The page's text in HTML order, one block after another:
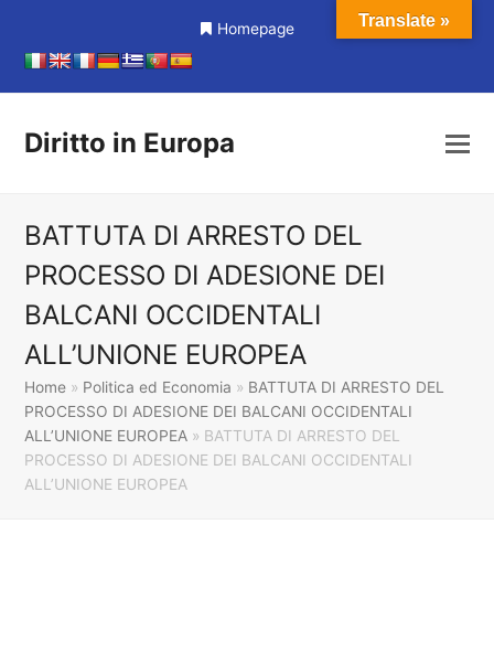
Homepage
Diritto in Europa
BATTUTA DI ARRESTO DEL
PROCESSO DI ADESIONE DEI
BALCANI OCCIDENTALI
ALL’UNIONE EUROPEA
Home » Politica ed Economia » BATTUTA DI ARRESTO DEL
PROCESSO DI ADESIONE DEI BALCANI OCCIDENTALI
ALL’UNIONE EUROPEA » BATTUTA DI ARRESTO DEL
PROCESSO DI ADESIONE DEI BALCANI OCCIDENTALI
ALL’UNIONE EUROPEA
Translate »